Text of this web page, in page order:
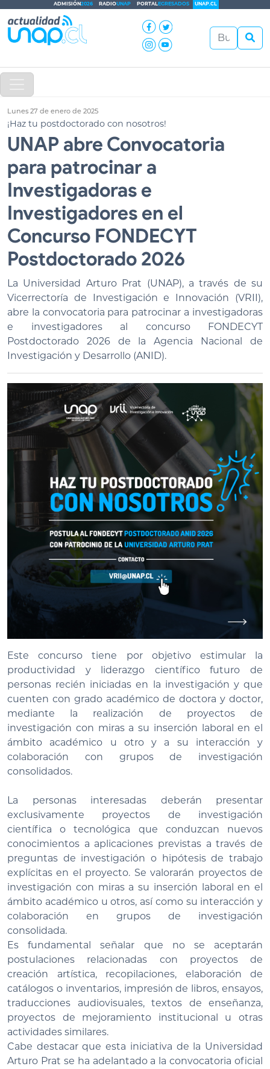
ADMISIÓN2026 RADIOUNAP PORTALEGRESADOS UNAP.CL
Lunes 27 de enero de 2025
¡Haz tu postdoctorado con nosotros!
UNAP abre Convocatoria
para patrocinar a
Investigadoras e
Investigadores en el
Concurso FONDECYT
Postdoctorado 2026
La Universidad Arturo Prat (UNAP), a través de su
Vicerrectoría de Investigación e Innovación (VRII),
abre la convocatoria para patrocinar a investigadoras
e investigadores al concurso FONDECYT
Postdoctorado 2026 de la Agencia Nacional de
Investigación y Desarrollo (ANID).
Este concurso tiene por objetivo estimular la
productividad y liderazgo científico futuro de
personas recién iniciadas en la investigación y que
cuenten con grado académico de doctora y doctor,
mediante la realización de proyectos de
investigación con miras a su inserción laboral en el
ámbito académico u otro y a su interacción y
colaboración con grupos de investigación
consolidados.
La personas interesadas deberán presentar
exclusivamente proyectos de investigación
científica o tecnológica que conduzcan nuevos
conocimientos a aplicaciones previstas a través de
preguntas de investigación o hipótesis de trabajo
explícitas en el proyecto. Se valorarán proyectos de
investigación con miras a su inserción laboral en el
ámbito académico u otros, así como su interacción y
colaboración en grupos de investigación
consolidada.
Es fundamental señalar que no se aceptarán
postulaciones relacionadas con proyectos de
creación artística, recopilaciones, elaboración de
catálogos o inventarios, impresión de libros, ensayos,
traducciones audiovisuales, textos de enseñanza,
proyectos de mejoramiento institucional u otras
actividades similares.
Cabe destacar que esta iniciativa de la Universidad
Arturo Prat se ha adelantado a la convocatoria oficial